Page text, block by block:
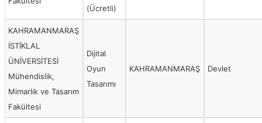
(Ücretli)
KAHRAMANMARAŞ
İSTİKLAL
ÜNİVERSİTESİ
Mühendislik,
Mimarlık ve Tasarım
Fakültesi
Dijital
Oyun
Tasarımı
KAHRAMANMARAŞ Devlet